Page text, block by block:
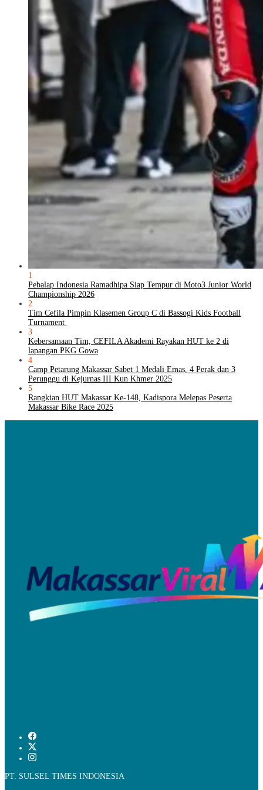
1
Pebalap Indonesia Ramadhipa Siap Tempur di Moto3 Junior World
Championship 2026
2
Tim Cefila Pimpin Klasemen Group C di Bassogi Kids Football
Turnament
3
Kebersamaan Tim, CEFILA Akademi Rayakan HUT ke 2 di
lapangan PKG Gowa
4
Camp Petarung Makassar Sabet 1 Medali Emas, 4 Perak dan 3
Perunggu di Kejurnas III Kun Khmer 2025
5
Rangkian HUT Makassar Ke-148, Kadispora Melepas Peserta
Makassar Bike Race 2025
PT. SULSEL TIMES INDONESIA